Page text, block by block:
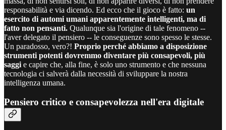
responsabilità e via dicendo. Ed ecco che il gioco è fatto: un
esercito di automi umani apparentemente intelligenti, ma di
fatto non pensanti. Qualunque sia l'origine di tale fenomeno --
l'aver delegato il pensiero -- le conseguenze sono spesso le stesse.
Un paradosso, vero?! Proprio perché abbiamo a disposizione
strumenti potenti dovremmo diventare più consapevoli, più
saggi e capire che, alla fine, è solo uno strumento e che nessuna
tecnologia ci salverà dalla necessità di sviluppare la nostra
intelligenza umana.
Pensiero critico e consapevolezza nell'era digitale